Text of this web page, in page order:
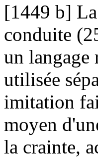
[1449 b]
conduite
un langage
utilisée
imitation
moyen
la crainte,